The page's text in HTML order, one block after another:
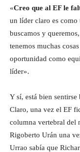
«Creo que al EF le
un líder claro es como
buscamos y
tenemos muchas
oportunidad como
líder».
Y sí, está bien
Claro, una vez el EF
columna vertebral del
Rigoberto Urán una
Urrao sabía que